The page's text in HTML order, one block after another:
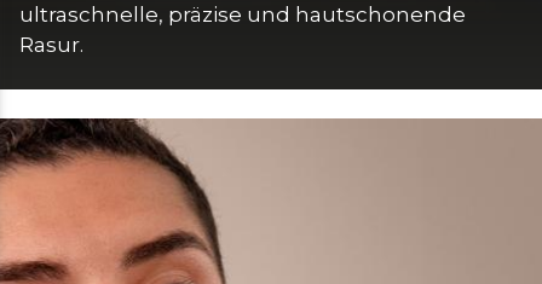
ultraschnelle, präzise und hautschonende
Rasur.